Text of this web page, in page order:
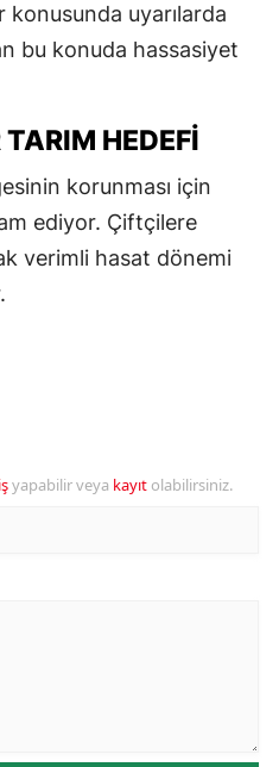
konusunda uyarılarda
bu konuda hassasiyet
HEDEFI
korunması için
ediyor. Çiftçilere
verimli hasat dönemi
yapabilir veya kayıt olabilirsiniz.